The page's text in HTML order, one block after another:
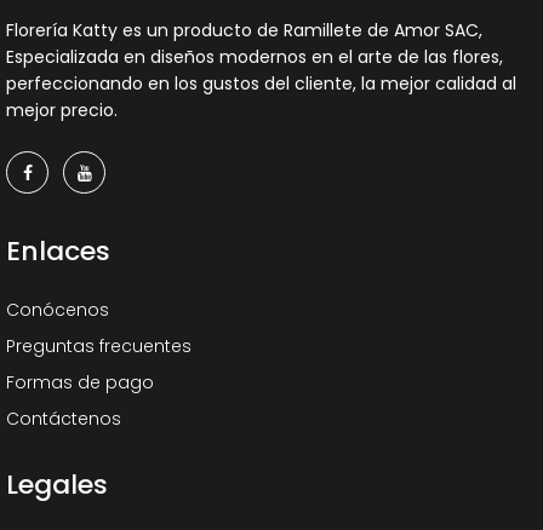
Florería Katty es un producto de Ramillete de Amor SAC,
Especializada en diseños modernos en el arte de las flores,
perfeccionando en los gustos del cliente, la mejor calidad al
mejor precio.
Enlaces
Conócenos
Preguntas frecuentes
Formas de pago
Contáctenos
Legales